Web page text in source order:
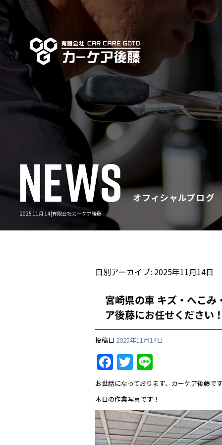
2025 11月 14|有限会社カーケア後藤
日別アーカイブ: 2025年11月14日
宮崎県の車 キズ・へこ
ア後藤にお任せください
投稿日 2025年11月14日
F
a
c
e
b
T
w
itt
er
n
e
お世話になっております、カーケア後藤で
本日の作業写真です！